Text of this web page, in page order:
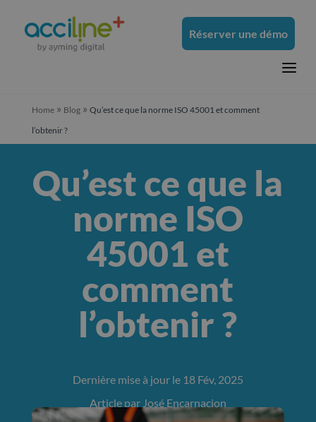
Réserver une démo
a
Home» Blog» Qu’est ce que la norme ISO 45001 et comment
l’obtenir ?
Qu’est ce que la
norme ISO
45001 et
comment
l’obtenir ?
Dernière mise à jour le 18 Fév, 2025
Article par José Encarnacion